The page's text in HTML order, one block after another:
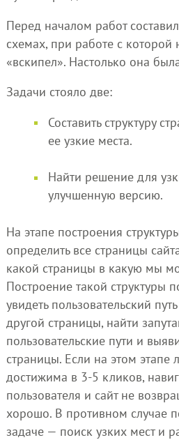
Перед началом работ
схемах, при работе с которой
«вскипел». Настолько она
Задачи стояло две:
Составить структуру
ее узкие места.
Найти решение для
улучшенную версию.
На этапе построения
определить все страницы
какой страницы в какую мы
Построение такой структуры
увидеть пользовательский
другой страницы, найти
пользовательские пути и
страницы. Если на этом этапе
достижима в 3-5 кликов,
пользователя и сайт не
хорошо. В противном случае
задаче — поиск узких мест и